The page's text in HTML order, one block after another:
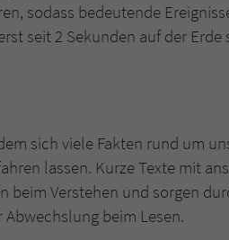
sodass bedeutende
seit 2 Sekunden auf der
sich viele Fakten rund um
lassen. Kurze Texte mit
beim Verstehen und sorgen
beim Lesen.